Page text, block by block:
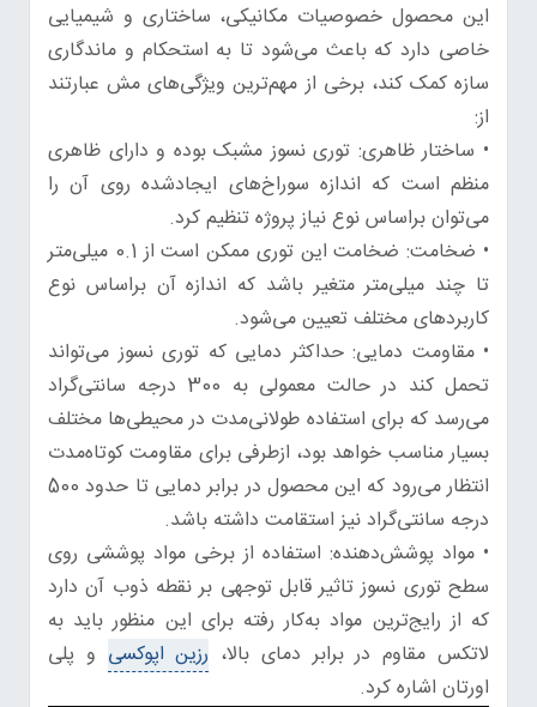
این محصول خصوصیات مکانیکی، ساختاری و شیمیایی
خاصی دارد که باعث می‌شود تا به استحکام و ماندگاری
سازه کمک کند، برخی از مهم‌ترین ویژگی‌های مش عبارتند
از:
• ساختار ظاهری: توری نسوز مشبک بوده و دارای ظاهری
منظم است که اندازه سوراخ‌های ایجادشده روی آن را
می‌توان براساس نوع نیاز پروژه تنظیم کرد.
• ضخامت: ضخامت این توری ممکن است از 0.1 میلی‌متر
تا چند میلی‌متر متغیر باشد که اندازه آن براساس نوع
کاربردهای مختلف تعیین می‌شود.
• مقاومت دمایی: حداکثر دمایی که توری نسوز می‌تواند
تحمل کند در حالت معمولی به 300 درجه سانتی‌گراد
می‌رسد که برای استفاده طولانی‌مدت در محیطی‌ها مختلف
بسیار مناسب خواهد بود، ازطرفی برای مقاومت کوتاه‌مدت
انتظار می‌رود که این محصول در برابر دمایی تا حدود 500
درجه سانتی‌گراد نیز استقامت داشته باشد.
• مواد پوشش‌دهنده: استفاده از برخی مواد پوششی روی
سطح توری نسوز تاثیر قابل توجهی بر نقطه ذوب آن دارد
که از رایج‌ترین مواد به‌کار رفته برای این منظور باید به
لاتکس مقاوم در برابر دمای بالا، رزین اپوکسی و پلی
اورتان اشاره کرد.